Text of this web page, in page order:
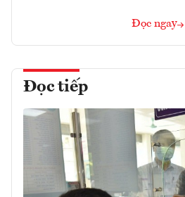
Đọc ngay
Đọc tiếp